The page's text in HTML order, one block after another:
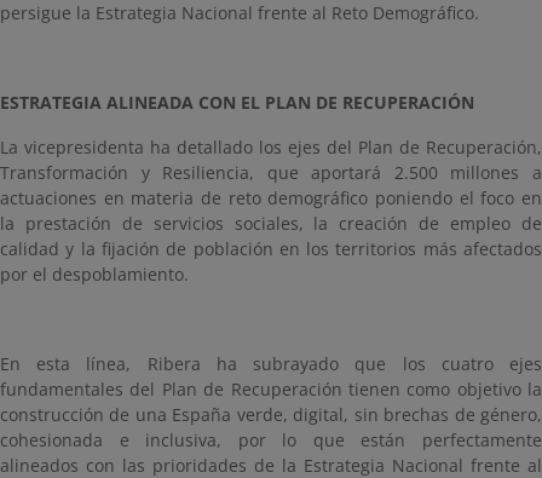
persigue la Estrategia Nacional frente al Reto Demográfico.
ESTRATEGIA ALINEADA CON EL PLAN DE RECUPERACIÓN
La vicepresidenta ha detallado los ejes del Plan de Recuperación,
Transformación y Resiliencia, que aportará 2.500 millones a
actuaciones en materia de reto demográfico poniendo el foco en
la prestación de servicios sociales, la creación de empleo de
calidad y la fijación de población en los territorios más afectados
por el despoblamiento.
En esta línea, Ribera ha subrayado que los cuatro ejes
fundamentales del Plan de Recuperación tienen como objetivo la
construcción de una España verde, digital, sin brechas de género,
cohesionada e inclusiva, por lo que están perfectamente
alineados con las prioridades de la Estrategia Nacional frente al